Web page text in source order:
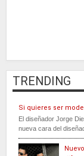
TRENDING
Si quieres ser
El diseñador Jorge
nueva cara del